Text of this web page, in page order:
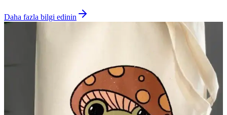
Daha fazla bilgi edinin